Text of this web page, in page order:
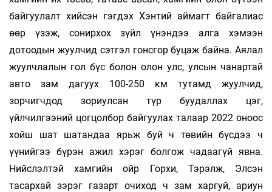
байгуулалт хийсэн гэгдэх Хэнтий аймагт байгалиас
өөр үзэж, сонирхох зүйл үнэндээ алга хэмээн
дотоодын жуулчид сэтгэл гонсгор буцаж байна. Аялал
жуулчлалын гол бүс болон олон улс, улсын чанартай
авто зам дагуух 100-250 км тутамд жуулчид,
зорчигчдод зориулсан түр буудаллах цэг,
үйлчилгээний цогцолбор байгуулах талаар 2022 оноос
хойш шат шатандаа ярьж буй ч төвийн бүсдээ ч
үүнийгээ бүрэн ажил хэрэг болгож чадаагүй явна.
Нийслэлтэй хамгийн ойр Горхи, Тэрэлж, Элсэн
тасархай зэрэг газарт очиход ч зам харгуй, ариун